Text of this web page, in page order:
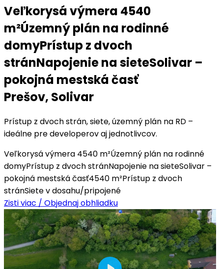
Veľkorysá výmera 4540
m²Územný plán na rodinné
domyPrístup z dvoch
stránNapojenie na sieteSolivar –
pokojná mestská časť
Prešov, Solivar
Prístup z dvoch strán, siete, územný plán na RD –
ideálne pre developerov aj jednotlivcov.
Veľkorysá výmera 4540 m²Územný plán na rodinné
domyPrístup z dvoch stránNapojenie na sieteSolivar –
pokojná mestská časť4540 m²Prístup z dvoch
stránSiete v dosahu/pripojené
Zisti viac / Objednaj obhliadku